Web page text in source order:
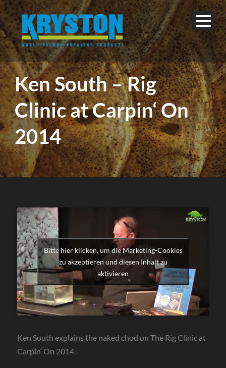
Français
Ken South – Rig
Clinic at Carpin‘ On
2014
Bitte hier klicken, um die Marketing-Cookies
zu akzeptieren und diesen Inhalt zu
aktivieren
Ken South explains the naked chod on The Rig Clinic at
Carpin‘ On 2014.